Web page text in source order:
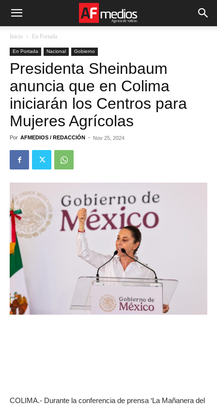
Inicio En Portada
En Portada Nacional Gobierno
Presidenta Sheinbaum
anuncia que en Colima
iniciarán los Centros para
Mujeres Agrícolas
Por AFMEDIOS / REDACCIÓN - Nov 25, 2024
COLIMA.- Durante la conferencia de prensa ‘La Mañanera del